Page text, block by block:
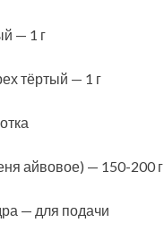
— 1 г
тёртый — 1 г
айвовое) — 150-200 г
— для подачи